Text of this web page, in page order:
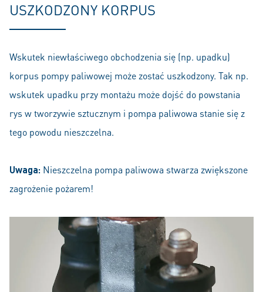
USZKODZONY KORPUS
Wskutek niewłaściwego obchodzenia się (np. upadku)
korpus pompy paliwowej może zostać uszkodzony. Tak np.
wskutek upadku przy montażu może dojść do powstania
rys w tworzywie sztucznym i pompa paliwowa stanie się z
tego powodu nieszczelna.
Uwaga: Nieszczelna pompa paliwowa stwarza zwiększone
zagrożenie pożarem!